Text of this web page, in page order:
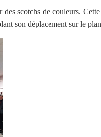
scotchs de couleurs.
son déplacement sur le